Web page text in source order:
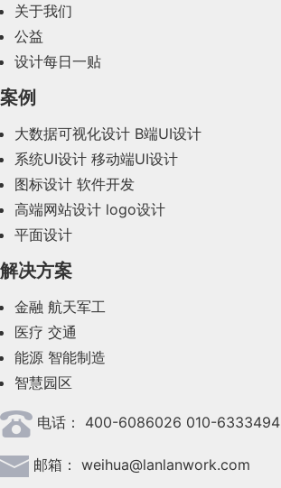
2024年2月(58)
2023年10月(14)
2023年8月(88)
2023年7月(62)
2023年6月(58)
2023年5月(28)
2023年4月(47)
2023年3月(37)
2023年2月(90)
关于我们
公益
设计每日一贴
案例
大数据可视化设计 B端UI设计
系统UI设计 移动端UI设计
图标设计 软件开发
高端网站设计 logo设计
平面设计
解决方案
金融 航天军工
医疗 交通
能源 智能制造
智慧园区
电话： 400-6086026 010-6333494
邮箱： weihua@lanlanwork.com